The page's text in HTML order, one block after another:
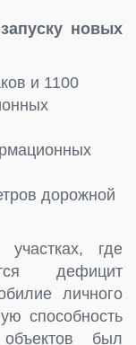
новых
и 1100
дорожной
где
дефицит
личного
способность
был